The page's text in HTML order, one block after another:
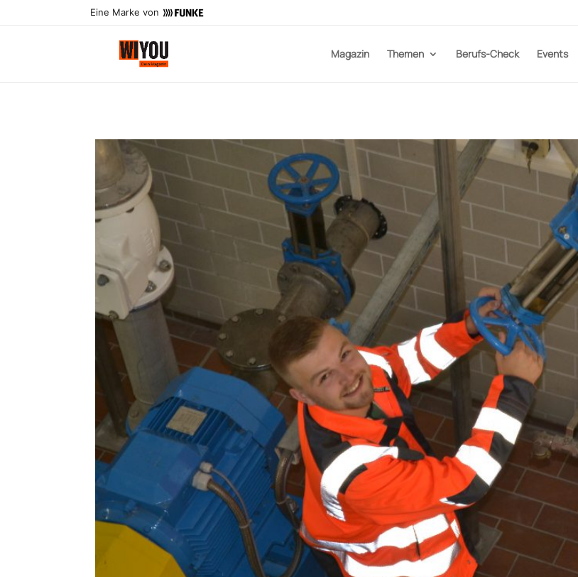
Eine Marke von
Magazin Themen Berufs-Check Events